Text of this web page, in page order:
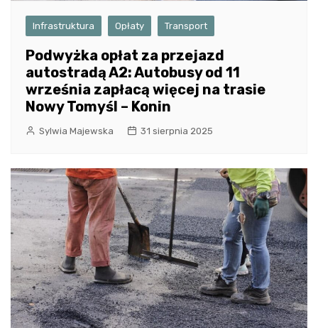
Infrastruktura Opłaty Transport
Podwyżka opłat za przejazd
autostradą A2: Autobusy od 11
września zapłacą więcej na trasie
Nowy Tomyśl – Konin
Sylwia Majewska 31 sierpnia 2025